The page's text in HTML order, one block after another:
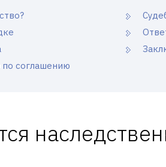
по соглашению